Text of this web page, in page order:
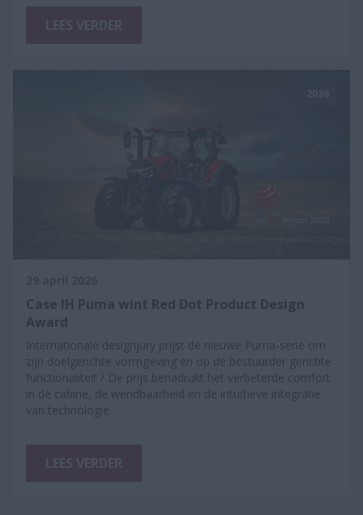
Case IH Puma wint Red Dot Product Design
Award
Internationale designjury prijst de nieuwe Puma-serie om
zijn doelgerichte vormgeving en op de bestuurder gerichte
functionaliteit / De prijs benadrukt het verbeterde comfort
in de cabine, de wendbaarheid en de intuïtieve integratie
van technologie